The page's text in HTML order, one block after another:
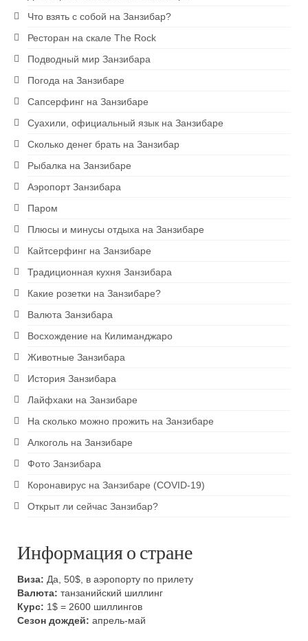
Что взять с собой на Занзибар?
Ресторан на скале The Rock
Подводный мир Занзибара
Погода на Занзибаре
Сапсерфинг на Занзибаре
Суахили, официальный язык на Занзибаре
Сколько денег брать на Занзибар
Рыбалка на Занзибаре
Аэропорт Занзибара
Паром
Плюсы и минусы отдыха на Занзибаре
Кайтсерфинг на Занзибаре
Традиционная кухня Занзибара
Какие розетки на Занзибаре?
Валюта Занзибара
Восхождение на Килиманджаро
Животные Занзибара
История Занзибара
Лайфхаки на Занзибаре
На сколько можно прожить на Занзибаре
Алкоголь на Занзибаре
Фото Занзибара
Коронавирус на Занзибаре (COVID-19)
Открыт ли сейчас Занзибар?
Информация о стране
Виза: Да, 50$, в аэропорту по прилету
Валюта: танзанийский шиллинг
Курс: 1$ = 2600 шиллингов
Сезон дождей: апрель-май